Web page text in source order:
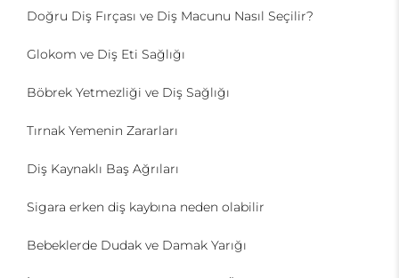
Doğru Diş Fırçası ve Diş Macunu Nasıl Seçilir?
Glokom ve Diş Eti Sağlığı
Böbrek Yetmezliği ve Diş Sağlığı
Tırnak Yemenin Zararları
Diş Kaynaklı Baş Ağrıları
Sigara erken diş kaybına neden olabilir
Bebeklerde Dudak ve Damak Yarığı